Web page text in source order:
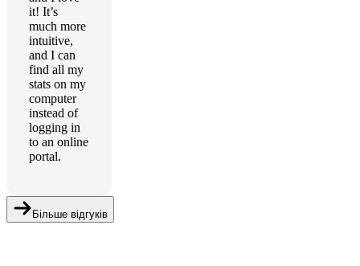
it! It’s
much more
intuitive,
and I can
find all my
stats on my
computer
instead of
logging in
to an online
portal.
Більше відгуків